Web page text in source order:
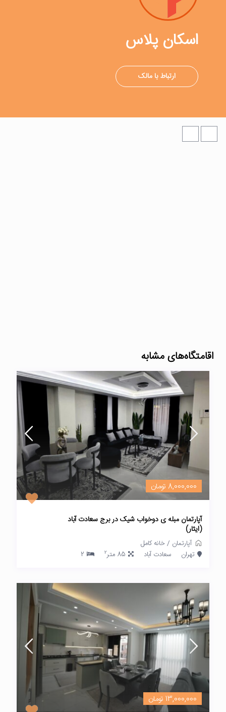
اسکان پلاس
ارتباط با مالک
اقامتگاه‌های مشابه
8,000,000 تومان
آپارتمان مبله ی دوخواب شیک در برج سعادت آباد
(ایثار)
آپارتمان /خانه کامل
تهران
سعادت آباد 85 متر 2
2
13,000,000 تومان